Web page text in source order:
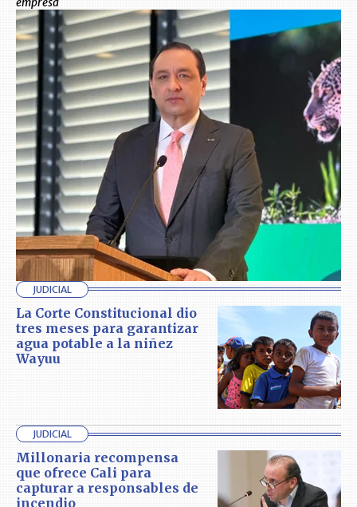
JUDICIAL
La Corte Constitucional dio
tres meses para garantizar
agua potable a la niñez
Wayuu
JUDICIAL
Millonaria recompensa
que ofrece Cali para
capturar a responsables de
incendio